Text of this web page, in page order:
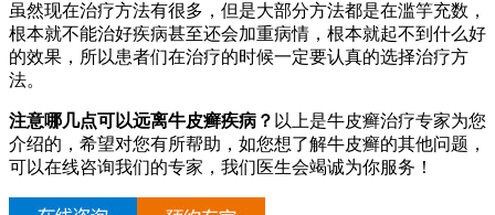
虽然现在治疗方法有很多，但是大部分方法都是在滥竽充数，
根本就不能治好疾病甚至还会加重病情，根本就起不到什么好
的效果，所以患者们在治疗的时候一定要认真的选择治疗方
法。
注意哪几点可以远离牛皮癣疾病？ 以上是牛皮癣治疗专家为您
介绍的，希望对您有所帮助，如您想了解牛皮癣的其他问题，
可以在线咨询我们的专家，我们医生会竭诚为你服务！